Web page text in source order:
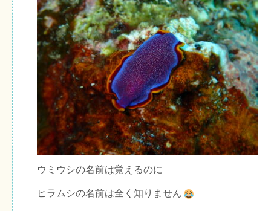
ウミウシの名前は覚えるのに
ヒラムシの名前は全く知りません